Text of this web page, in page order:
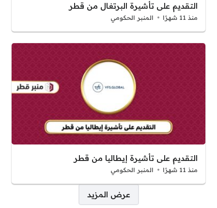
التقديم على تأشيرة البرتغال من قطر
منذ 11 شهرًا المنبر الحكومي
التقديم على تأشيرة إيطاليا من قطر
منذ 11 شهرًا المنبر الحكومي
عرض المزيد